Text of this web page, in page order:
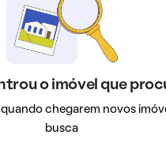
o imóvel que
chegarem novos
busca